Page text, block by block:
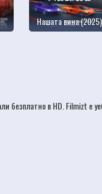
Нашата вина (2025)
безплатно в HD. Filmizt е